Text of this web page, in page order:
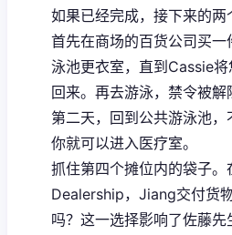
如果已经完成，接下来的两
首先在商场的百货公司买
泳池更衣室，直到Cassie
回来。再去游泳，禁令被解
第二天，回到公共游泳池
你就可以进入医疗室。
抓住第四个摊位内的袋子。
Dealership，Jiang交付货
吗？这一选择影响了佐藤先